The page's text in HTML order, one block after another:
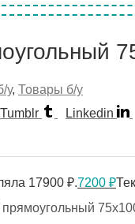
у, Товары б/у
Tumblr Linkedin
17900 ₽.7200 ₽